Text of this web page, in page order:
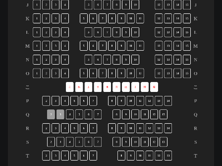
J
K
L
M
N
O
こ
P
Q
R
S
T
J
K
L
M
N
O
こ
P
Q
R
S
T
1 2 3 4 5 6 7 8 9 10 12 13 14 15
2 3 4 5 6 7 8 9 10 11 12 13 14 15
1 2 3 4 5 6 7 8 9 10 12 13 14 15
1 2 3 4 5 6 7 9 10 12 13 14 15
1 2 3 4 5 6 7 8 9 10 12 13 14 15
1 2 3 4 5 6 7 8 9 10 11 12 13 14 15
こ れ よ 後 方 は 2 階 席
2 3 4 5 6 7 8 9 10 11 12 13 14
2 3 4 5 6 7 8 9 10 11 12 13
2 3 4 5 6 7 8 9 10 11 12 13 14
2 3 4 5 6 7 8 9 10 11 12 13
2 3 4 5 6 7 8 9 10 11 12 13